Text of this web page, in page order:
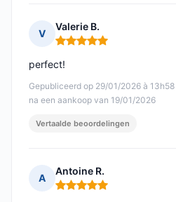
V
Valerie B.
Opmerking: 5 van 5
Gepubliceerd op 29/01/2026 à 13h58
na een aankoop van 19/01/2026
perfect!
Vertaalde beoordelingen
A
Antoine R.
Opmerking: 5 van 5